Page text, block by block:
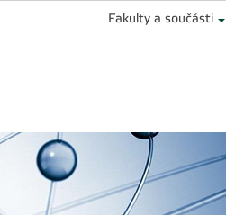
Fakulty a součásti